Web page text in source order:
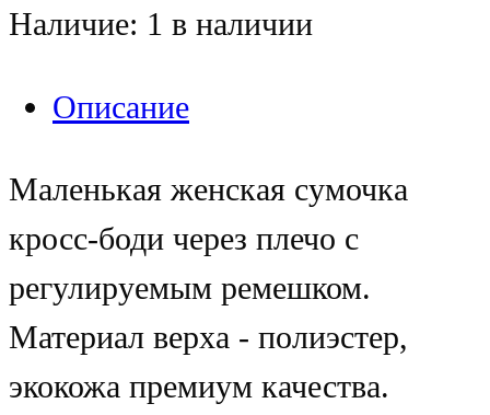
Наличие: 1 в наличии
Описание
Маленькая женская сумочка
кросс-боди через плечо с
регулируемым ремешком.
Материал верха - полиэстер,
экокожа премиум качества.